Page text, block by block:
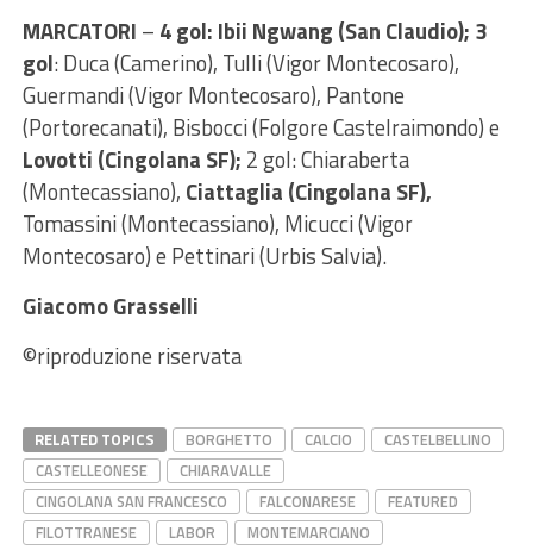
MARCATORI – 4 gol: Ibii Ngwang (San Claudio); 3
gol: Duca (Camerino), Tulli (Vigor Montecosaro),
Guermandi (Vigor Montecosaro), Pantone
(Portorecanati), Bisbocci (Folgore Castelraimondo) e
Lovotti (Cingolana SF); 2 gol: Chiaraberta
(Montecassiano), Ciattaglia (Cingolana SF),
Tomassini (Montecassiano), Micucci (Vigor
Montecosaro) e Pettinari (Urbis Salvia).
Giacomo Grasselli
©riproduzione riservata
RELATED TOPICS BORGHETTO CALCIO
CASTELBELLINO
CASTELLEONESE
CHIARAVALLE
CINGOLANA SAN FRANCESCO
FALCONARESE
FEATURED
FILOTTRANESE
LABOR
MONTEMARCIANO